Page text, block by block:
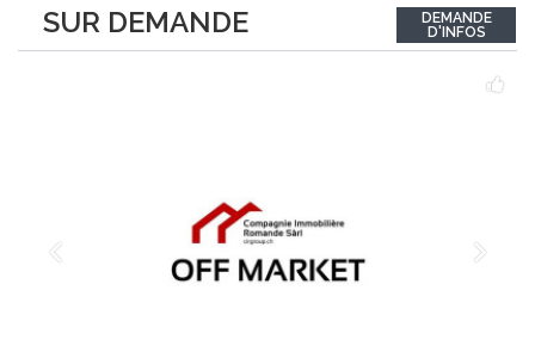
SUR DEMANDE
par ses finitions de très haut standing et ses matériaux nobles.
Le bois de mélèze...
DEMANDE
D'INFOS